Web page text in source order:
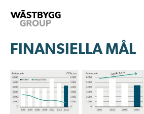
FINANSIELLA MÅL